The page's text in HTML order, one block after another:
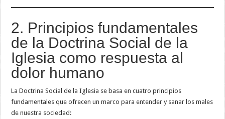
2. Principios fundamentales
de la Doctrina Social de la
Iglesia como respuesta al
dolor humano
La Doctrina Social de la Iglesia se basa en cuatro principios
fundamentales que ofrecen un marco para entender y sanar los males
de nuestra sociedad: